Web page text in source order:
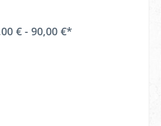
€ - 90,00 €*